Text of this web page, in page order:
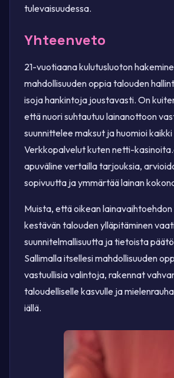
tulevaisuudessa.
Yhteenveto
21-vuotiaana kulutusluoton
mahdollisuuden oppia talouden
isoja hankintoja joustavasti. On
että nuori suhtautuu lainanottoon
suunnittelee maksut ja huomioi
Verkkopalvelut kuten netti-
apuväline vertailla tarjouksia,
sopivuutta ja ymmärtää lainan
Muista, että oikean
kestävän talouden ylläpitäminen
suunnitelmallisuutta ja tietoista
Sallimalla itsellesi mahdollisuuden
vastuullisia valintoja, rakennat
taloudelliselle kasvulle ja
iällä.